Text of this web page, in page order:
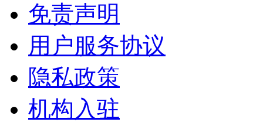
免责声明
用户服务协议
隐私政策
机构入驻